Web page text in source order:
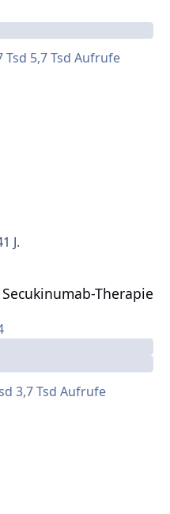
5,7 Tsd Aufrufe
1 J.
Therapie
3,7 Tsd Aufrufe